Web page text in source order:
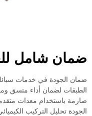
ضمان شامل
ضمان الجودة في خدمات
الطبقات لضمان أداء متسق
صارمة باستخدام معدات
الجودة تحليل التركيب